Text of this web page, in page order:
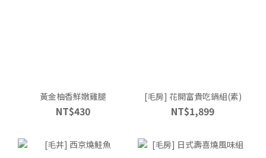
黃金柚香鮮嫩雞腿
NT$430
[毛房] 花開富貴吃鍋組(素)
NT$1,899